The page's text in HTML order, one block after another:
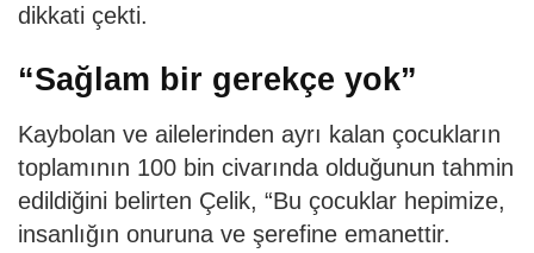
dikkati çekti.
“Sağlam bir gerekçe yok”
Kaybolan ve ailelerinden ayrı kalan çocukların
toplamının 100 bin civarında olduğunun tahmin
edildiğini belirten Çelik, “Bu çocuklar hepimize,
insanlığın onuruna ve şerefine emanettir.